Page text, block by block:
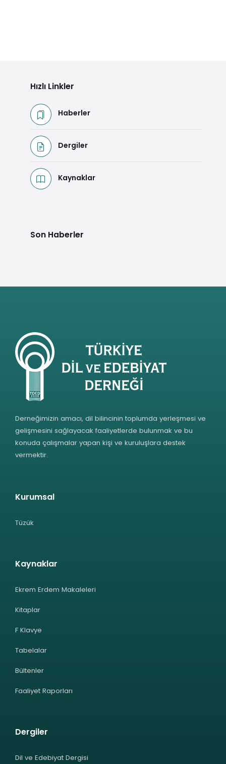
Hızlı Linkler
Haberler
Dergiler
Kaynaklar
Son Haberler
Derneğimizin amacı, dil bilincinin toplumda yerleşmesi ve
gelişmesini sağlayacak faaliyetlerde bulunmak ve bu
konuda çalışmalar yapan kişi ve kuruluşlara destek
vermektir.
Kurumsal
Tüzük
Kaynaklar
Ekrem Erdem Makaleleri
Kitaplar
F Klavye
Tabelalar
Bültenler
Faaliyet Raporları
Dergiler
Dil ve Edebiyat Dergisi